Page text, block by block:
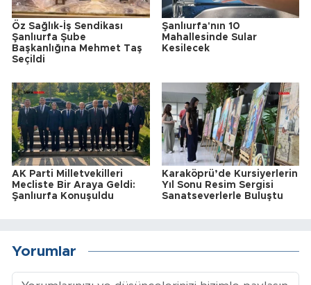
Öz Sağlık-İş Sendikası
Şanlıurfa Şube
Başkanlığına Mehmet Taş
Seçildi
Şanlıurfa'nın 10
Mahallesinde Sular
Kesilecek
AK Parti Milletvekilleri
Mecliste Bir Araya Geldi:
Şanlıurfa Konuşuldu
Karaköprü’de Kursiyerlerin
Yıl Sonu Resim Sergisi
Sanatseverlerle Buluştu
Yorumlar